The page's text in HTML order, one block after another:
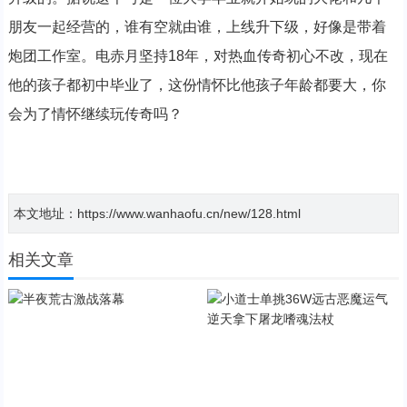
朋友一起经营的，谁有空就由谁，上线升下级，好像是带着
炮团工作室。电赤月坚持18年，对热血传奇初心不改，现在
他的孩子都初中毕业了，这份情怀比他孩子年龄都要大，你
会为了情怀继续玩传奇吗？
本文地址：https://www.wanhaofu.cn/new/128.html
相关文章